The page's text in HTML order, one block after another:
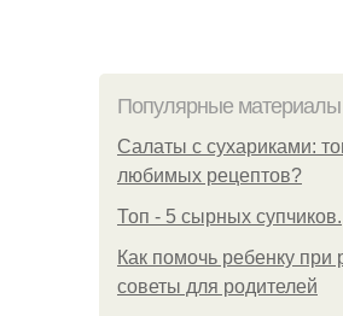
Популярные материалы
Салаты с сухариками:
любимых рецептов?
Топ - 5 сырных супчиков.
Как помочь ребенку при
советы для родителей